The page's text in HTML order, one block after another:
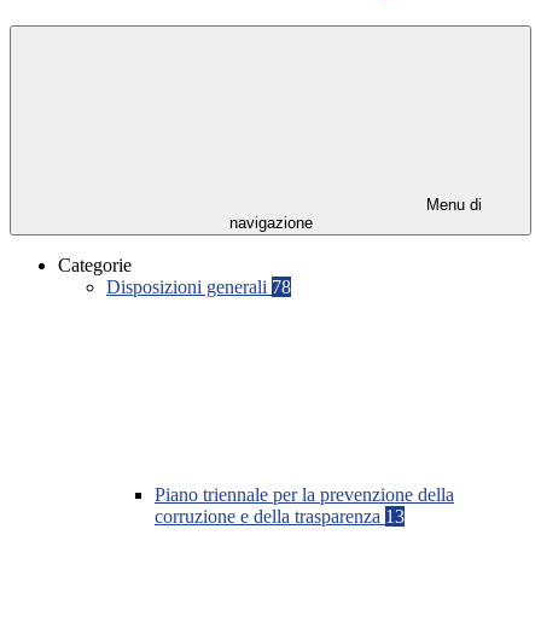
Menu di
navigazione
Categorie
Disposizioni generali 78
Piano triennale per la prevenzione della
corruzione e della trasparenza 13